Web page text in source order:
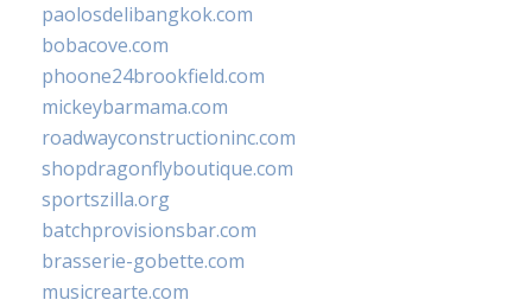
paolosdelibangkok.com
bobacove.com
phoone24brookfield.com
mickeybarmama.com
roadwayconstructioninc.com
shopdragonflyboutique.com
sportszilla.org
batchprovisionsbar.com
brasserie-gobette.com
musicrearte.com